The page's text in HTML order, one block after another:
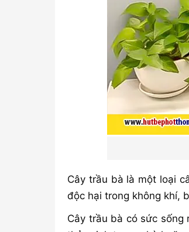
Cây trầu bà là một loại
độc hại trong không khí,
Cây trầu bà có sức sống